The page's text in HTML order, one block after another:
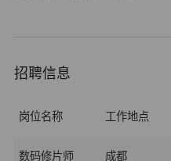
招聘信息
岗位名称 工作地点
数码修片师 成都